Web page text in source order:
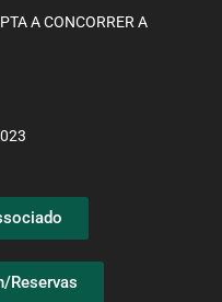
A CONCORRER A
Reservas